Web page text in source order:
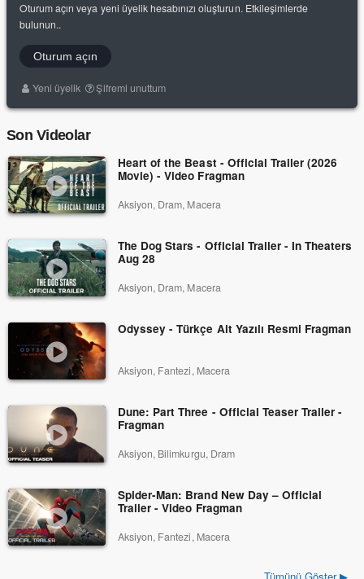
Oturum açın veya yeni üyelik hesabınızı oluşturun. Etkileşimlerde
bulunun..
Oturum açın
Yeni üyelik Şifremi unuttum
Son Videolar
Heart of the Beast - Official Trailer (2026
Movie) - Video Fragman
Aksiyon, Dram, Macera
The Dog Stars - Official Trailer - In Theaters
Aug 28
Aksiyon, Dram, Macera
Odyssey - Türkçe Alt Yazılı Resmi Fragman
Aksiyon, Fantezi, Macera
Dune: Part Three - Official Teaser Trailer -
Fragman
Aksiyon, Bilimkurgu, Dram
Spider-Man: Brand New Day – Official
Trailer - Video Fragman
Aksiyon, Fantezi, Macera